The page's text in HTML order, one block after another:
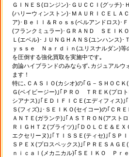
ＧＩＮＥＳ(ロンジン)･ＧＵＣＣＩ(グッチ)
(ハリーウィンストン)･ＭＡＵＲＩＣＥＬＡ
ア)･Ｂｅｌｌ＆Ｒｏｓｓ(ベルアンドロス)･
(フランクミュラー)･ＧＲＡＮＤ ＳＥＩＫ
Ｌ(エベル)･ＪＵＮＧＨＡＮＳ(ユンハンス)･
ｙｓｓｅ Ｎａｒｄｉｎ(ユリスナルダン)等
を圧倒する強化買取を実施中です｡
勿論ハイブランドのみならず､カジュアルウ
ます！
特に､ＣＡＳＩＯ(カシオ)の｢Ｇ－ＳＨＯＣＫ
Ｇ(ベイビージー)｣｢ＰＲＯ ＴＲＥＫ(プロ
シアナス)｣｢ＥＤＩＦＩＣＥ(エディフィス)｣
Ｓ(フィズ)｣･ＳＥＩＫＯ(セイコー)の｢ＣＲＥ
ＡＮＴＥ(ガランテ)｣｢ＡＳＴＲＯＮ(アスト
ＲＩＧＨＴＺ(ブライツ)｣｢ＤＯＬＣＥ＆Ｅ
エクセリーヌ)｣｢ＴＩＳＳＥ(ティセ)｣｢ＳＰ
ＳＰＥＸ(プロスペックス)｣｢ＰＲＥＳＡＧＥ
ｎｉｃａｌ(メカニカル)｢ＳＥＩＫＯ Ｐｒ